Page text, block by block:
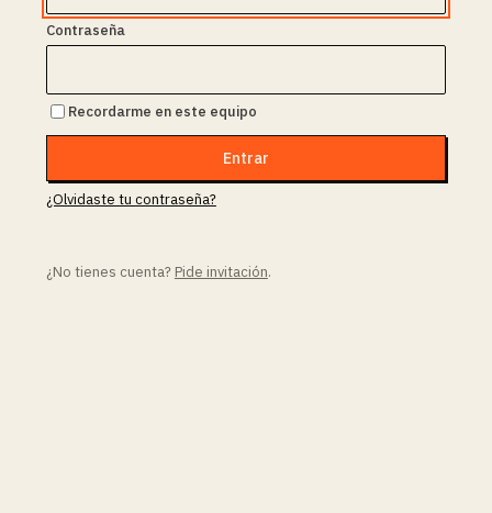
Contraseña
Recordarme en este equipo
Entrar
¿Olvidaste tu contraseña?
¿No tienes cuenta? Pide invitación.